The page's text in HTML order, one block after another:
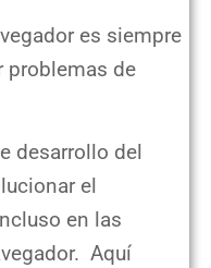
es siempre
problemas de
desarrollo del
el
en las
Aquí